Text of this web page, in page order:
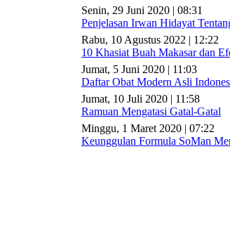
Senin, 29 Juni 2020 | 08:31
Penjelasan Irwan Hidayat
Rabu, 10 Agustus 2022 | 12:22
10 Khasiat Buah Makasar dan
Jumat, 5 Juni 2020 | 11:03
Daftar Obat Modern Asli
Jumat, 10 Juli 2020 | 11:58
Ramuan Mengatasi Gatal-Gatal
Minggu, 1 Maret 2020 | 07:22
Keunggulan Formula SoMan